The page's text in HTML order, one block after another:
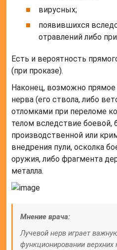
вирусных;
появившихся
отравлений либо
Есть и вероятность
(при проказе).
Наконец, возможно прямое
нерва (его ствола, либо
отломками при переломе
телом вследствие боевой,
производственной или
внедрения пули, осколка
оружия, либо фрагмента
металла.
Мнение врача:
Лучевой нерв играет
функционировании верхних